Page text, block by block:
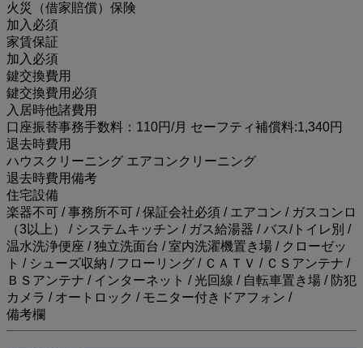
火災（借家賠償）保険
加入必須
家賃保証
加入必須
鍵交換費用
鍵交換費用必須
入居時他諸費用
口座振替事務手数料：110円/月 セーフティ補償料:1,340円
退去時費用
ハウスクリーニング エアコンクリーニング
退去時費用備考
住宅設備
楽器不可 / 事務所不可 / 保証会社必須 / エアコン / ガスコンロ
（3以上） / システムキッチン / ガス給湯器 / バス/トイレ別 /
温水洗浄便座 / 独立洗面台 / 室内洗濯機置き場 / クローゼッ
ト / シューズ収納 / フローリング / ＣＡＴＶ / ＣＳアンテナ /
ＢＳアンテナ / インターネット / 光回線 / 自転車置き場 / 防犯
カメラ / オートロック / モニター付きドアフォン /
備考欄